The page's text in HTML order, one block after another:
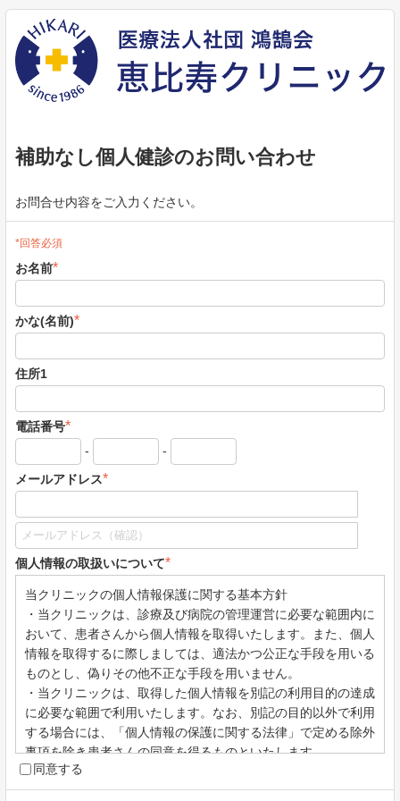
補助なし個人健診のお問い合わせ
お問合せ内容をご入力ください。
*回答必須
お名前*
かな(名前)*
住所1
電話番号*
- -
メールアドレス*
個人情報の取扱いについて*
当クリニックの個人情報保護に関する基本方針
・当クリニックは、診療及び病院の管理運営に必要な範囲内に
おいて、患者さんから個人情報を取得いたします。また、個人
情報を取得するに際しましては、適法かつ公正な手段を用いる
ものとし、偽りその他不正な手段を用いません。
・当クリニックは、取得した個人情報を別記の利用目的の達成
に必要な範囲で利用いたします。なお、別記の目的以外で利用
する場合には、「個人情報の保護に関する法律」で定める除外
事項を除き患者さんの同意を得るものといたします。
・当クリニックは、一部の検査業務、機器・院内システム・w
ebシステムの保守管理、一部の廃棄物処理の業務を外部の事
同意する